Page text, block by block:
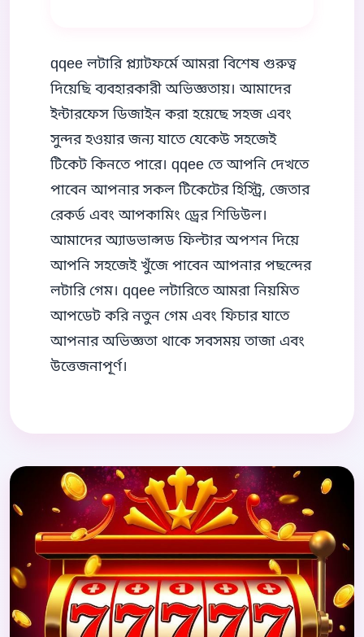
qqee লটারি প্ল্যাটফর্মে আমরা বিশেষ গুরুত্ব
দিয়েছি ব্যবহারকারী অভিজ্ঞতায়। আমাদের
ইন্টারফেস ডিজাইন করা হয়েছে সহজ এবং
সুন্দর হওয়ার জন্য যাতে যেকেউ সহজেই
টিকেট কিনতে পারে। qqee তে আপনি দেখতে
পাবেন আপনার সকল টিকেটের হিস্ট্রি, জেতার
রেকর্ড এবং আপকামিং ড্রের শিডিউল।
আমাদের অ্যাডভান্সড ফিল্টার অপশন দিয়ে
আপনি সহজেই খুঁজে পাবেন আপনার পছন্দের
লটারি গেম। qqee লটারিতে আমরা নিয়মিত
আপডেট করি নতুন গেম এবং ফিচার যাতে
আপনার অভিজ্ঞতা থাকে সবসময় তাজা এবং
উত্তেজনাপূর্ণ।